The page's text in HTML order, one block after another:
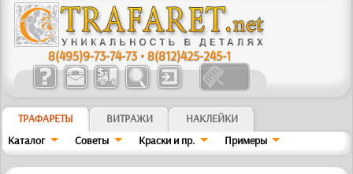
8(495)9-73-74-73 •8(812)425-245-1
ТРАФАРЕТЫ ВИТРАЖИ
НАКЛЕЙКИ
Каталог
Советы Краски и пр. Примеры